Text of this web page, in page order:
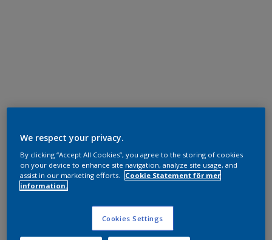
We respect your privacy.
By clicking “Accept All Cookies”, you agree to the storing of cookies
on your device to enhance site navigation, analyze site usage, and
assist in our marketing efforts.
Cookie Statement för mer
information.
Cookies Settings